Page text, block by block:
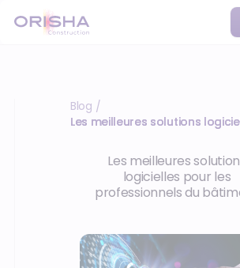
Blog /
Les meilleures solutions
Les meilleures
logicielles pour les
professionnels du